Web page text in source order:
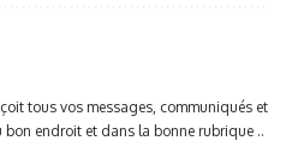
tous vos messages, communiqués et
endroit et dans la bonne rubrique ..